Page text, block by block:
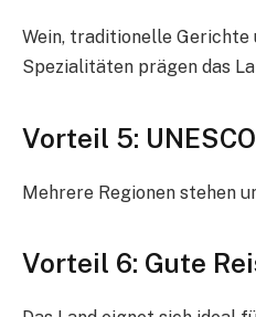
Wein, traditionelle Gerichte
Spezialitäten prägen das
Vorteil 5:
Mehrere Regionen stehen
Vorteil 6: Gute